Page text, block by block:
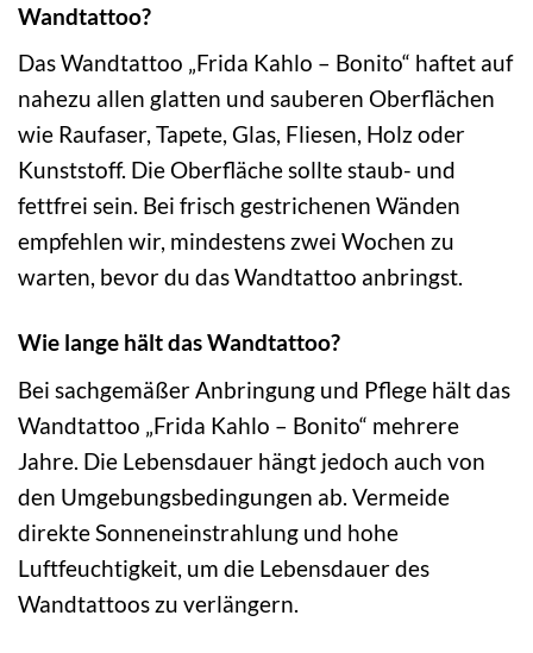
Wandtattoo?
Das Wandtattoo „Frida Kahlo – Bonito“ haftet auf
nahezu allen glatten und sauberen Oberflächen
wie Raufaser, Tapete, Glas, Fliesen, Holz oder
Kunststoff. Die Oberfläche sollte staub- und
fettfrei sein. Bei frisch gestrichenen Wänden
empfehlen wir, mindestens zwei Wochen zu
warten, bevor du das Wandtattoo anbringst.
Wie lange hält das Wandtattoo?
Bei sachgemäßer Anbringung und Pflege hält das
Wandtattoo „Frida Kahlo – Bonito“ mehrere
Jahre. Die Lebensdauer hängt jedoch auch von
den Umgebungsbedingungen ab. Vermeide
direkte Sonneneinstrahlung und hohe
Luftfeuchtigkeit, um die Lebensdauer des
Wandtattoos zu verlängern.